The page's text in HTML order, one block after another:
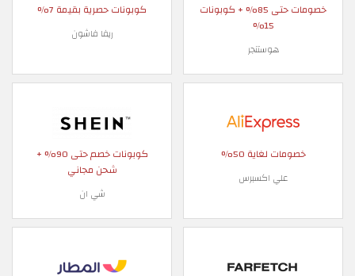
خصومات حتى 85% + كوبونات
15%
هوستنجر
كوبونات حصرية بقيمة 7%
ريفا فاشون
خصومات لغاية 50%
علي اكسبرس
كوبونات خصم حتى 90% +
شحن مجاني
شي ان